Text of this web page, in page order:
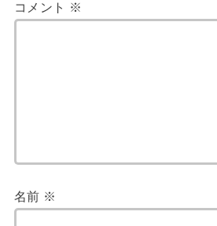
コメント ※
名前 ※